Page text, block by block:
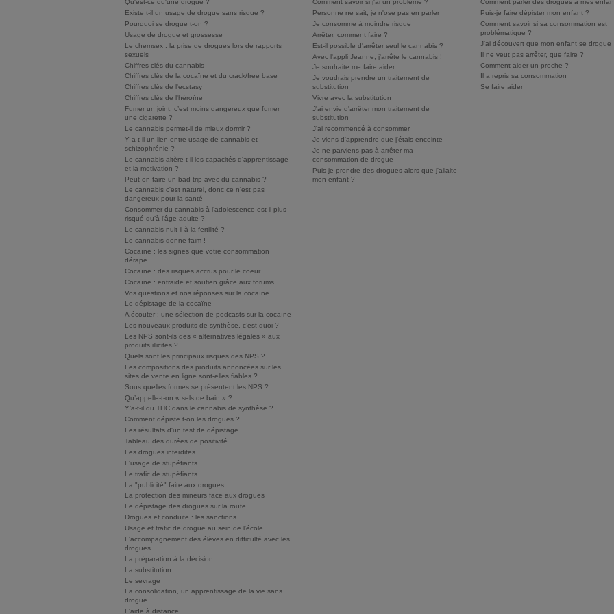
Qu'est-ce qu'une drogue ?
Existe t-il un usage de drogue sans risque ?
Pourquoi se drogue t-on ?
Usage de drogue et grossesse
Le chemsex : la prise de drogues lors de rapports
sexuels
Chiffres clés du cannabis
Chiffres clés de la cocaïne et du crack/free base
Chiffres clés de l'ecstasy
Chiffres clés de l'héroïne
Fumer un joint, c’est moins dangereux que fumer
une cigarette ?
Le cannabis permet-il de mieux dormir ?
Y a t-il un lien entre usage de cannabis et
schizophrénie ?
Le cannabis altère-t-il les capacités d'apprentissage
et la motivation ?
Peut-on faire un bad trip avec du cannabis ?
Le cannabis c'est naturel, donc ce n'est pas
dangereux pour la santé
Consommer du cannabis à l’adolescence est-il plus
risqué qu’à l’âge adulte ?
Le cannabis nuit-il à la fertilité ?
Le cannabis donne faim !
Cocaïne : les signes que votre consommation
dérape
Cocaïne : des risques accrus pour le coeur
Cocaïne : entraide et soutien grâce aux forums
Vos questions et nos réponses sur la cocaïne
Le dépistage de la cocaïne
A écouter : une sélection de podcasts sur la cocaïne
Les nouveaux produits de synthèse, c’est quoi ?
Les NPS sont-ils des « alternatives légales » aux
produits illicites ?
Quels sont les principaux risques des NPS ?
Les compositions des produits annoncées sur les
sites de vente en ligne sont-elles fiables ?
Sous quelles formes se présentent les NPS ?
Qu’appelle-t-on « sels de bain » ?
Y’a-t-il du THC dans le cannabis de synthèse ?
Comment dépiste t-on les drogues ?
Les résultats d'un test de dépistage
Tableau des durées de positivité
Les drogues interdites
L'usage de stupéfiants
Le trafic de stupéfiants
La "publicité" faite aux drogues
La protection des mineurs face aux drogues
Le dépistage des drogues sur la route
Drogues et conduite : les sanctions
Usage et trafic de drogue au sein de l'école
L'accompagnement des élèves en difficulté avec les
drogues
La préparation à la décision
La substitution
Le sevrage
La consolidation, un apprentissage de la vie sans
drogue
L'aide à distance
Comment savoir si j'ai un problème ?
Personne ne sait, je n'ose pas en parler
Je consomme à moindre risque
Arrêter, comment faire ?
Est-il possible d'arrêter seul le cannabis ?
Avec l'appli Jeanne, j'arrête le cannabis !
Je souhaite me faire aider
Je voudrais prendre un traitement de
substitution
Vivre avec la substitution
J'ai envie d'arrêter mon traitement de
substitution
J'ai recommencé à consommer
Je viens d'apprendre que j'étais enceinte
Je ne parviens pas à arrêter ma
consommation de drogue
Puis-je prendre des drogues alors que j'allaite
mon enfant ?
Comment parler des drogues à mes
Puis-je faire dépister mon enfant ?
Comment savoir si sa consommation est
problématique ?
J'ai découvert que mon enfant se drogue
Il ne veut pas arrêter, que faire ?
Comment aider un proche ?
Il a repris sa consommation
Se faire aider